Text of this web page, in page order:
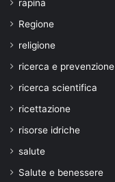
rapina
Regione
religione
ricerca e prevenzione
ricerca scientifica
ricettazione
risorse idriche
salute
Salute e benessere